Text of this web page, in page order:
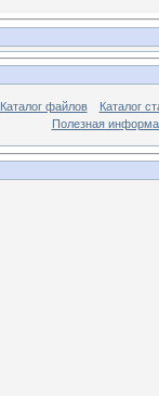
Каталог файлов
Каталог
Полезная